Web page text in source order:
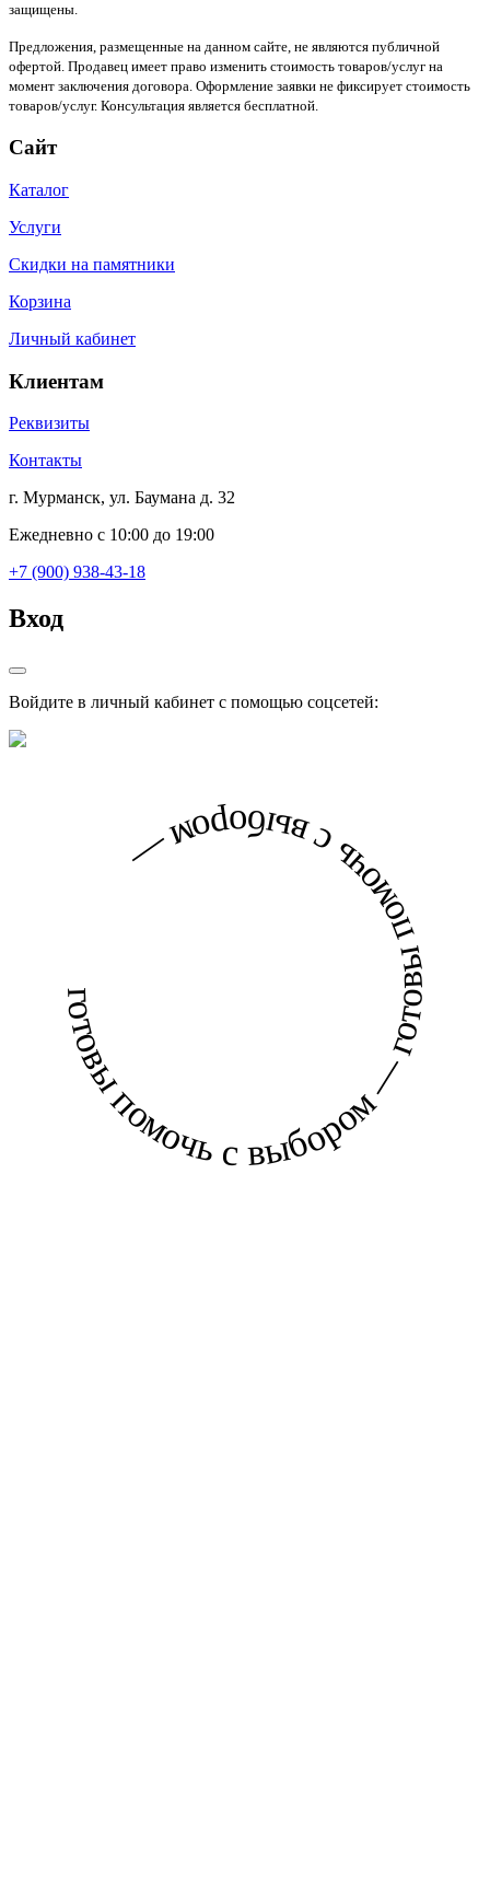
защищены.
Предложения, размещенные на данном сайте, не являются публичной
офертой. Продавец имеет право изменить стоимость товаров/услуг на
момент заключения договора. Оформление заявки не фиксирует стоимость
товаров/услуг. Консультация является бесплатной.
Сайт
Каталог
Услуги
Скидки на памятники
Корзина
Личный кабинет
Клиентам
Реквизиты
Контакты
г. Мурманск, ул. Баумана д. 32
Ежедневно с 10:00 до 19:00
+7 (900) 938-43-18
Вход
Войдите в личный кабинет с помощью соцсетей:
готовы помочь с выбором — готовы помочь с выбором —